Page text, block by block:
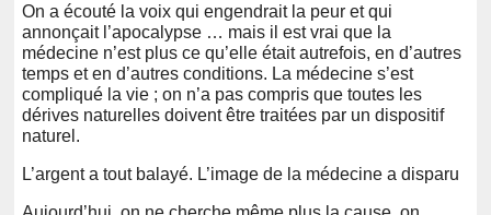
On a écouté la voix qui engendrait la peur et qui
annonçait l’apocalypse … mais il est vrai que la
médecine n’est plus ce qu’elle était autrefois, en d’autres
temps et en d’autres conditions. La médecine s’est
compliqué la vie ; on n’a pas compris que toutes les
dérives naturelles doivent être traitées par un dispositif
naturel.
L’argent a tout balayé. L’image de la médecine a disparu